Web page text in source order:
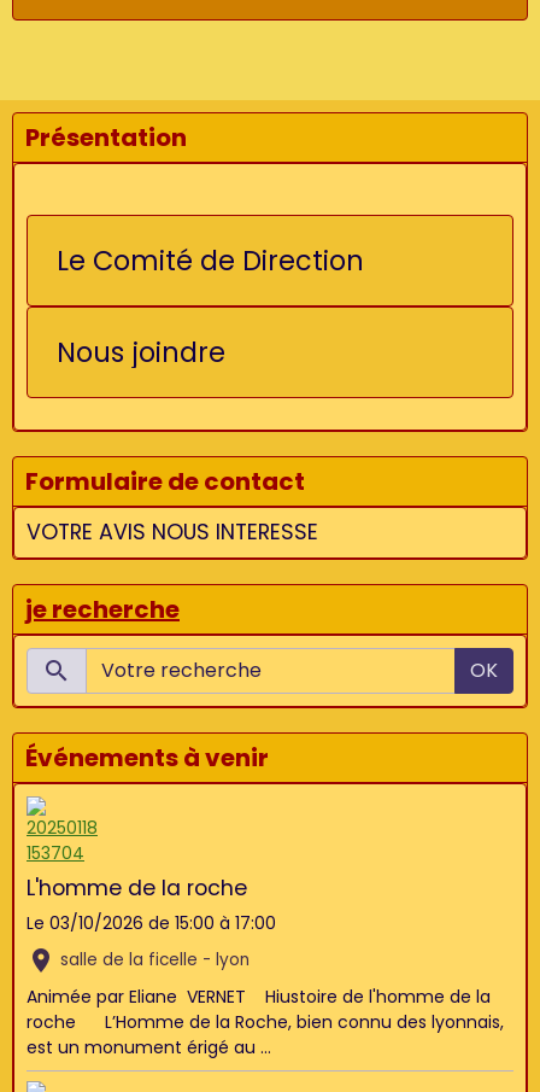
Présentation
Le Comité de Direction
Nous joindre
Formulaire de contact
VOTRE AVIS NOUS INTERESSE
je recherche
OK
Événements à venir
L'homme de la roche
Le 03/10/2026 de 15:00 à 17:00
salle de la ficelle - lyon
Animée par Eliane VERNET Hiustoire de l'homme de la
roche L’Homme de la Roche, bien connu des lyonnais,
est un monument érigé au ...